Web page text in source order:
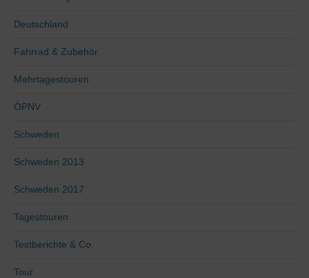
Deutschland
Fahrrad & Zubehör
Mehrtagestouren
ÖPNV
Schweden
Schweden 2013
Schweden 2017
Tagestouren
Testberichte & Co.
Tour